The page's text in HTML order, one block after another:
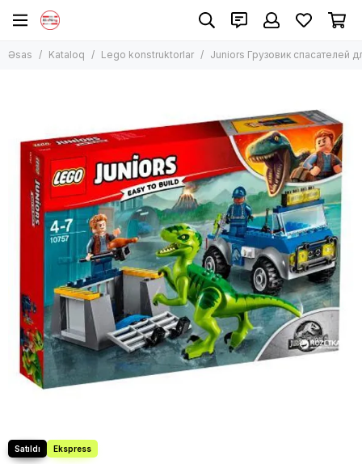
Lego konstruktorlar
Lego Harry Potter
Lego Creator
Lego Duplo
Lego Disney və Friends
Lego Ninjago
Lego Minecraft
Lego Star Wars
Digər modellər
Əsas Kataloq Lego konstruktorlar Juniors Грузовик спасателей